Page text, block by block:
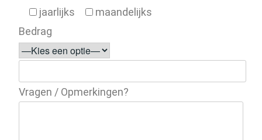
jaarlijks
maandelijks
Bedrag
Vragen / Opmerkingen?